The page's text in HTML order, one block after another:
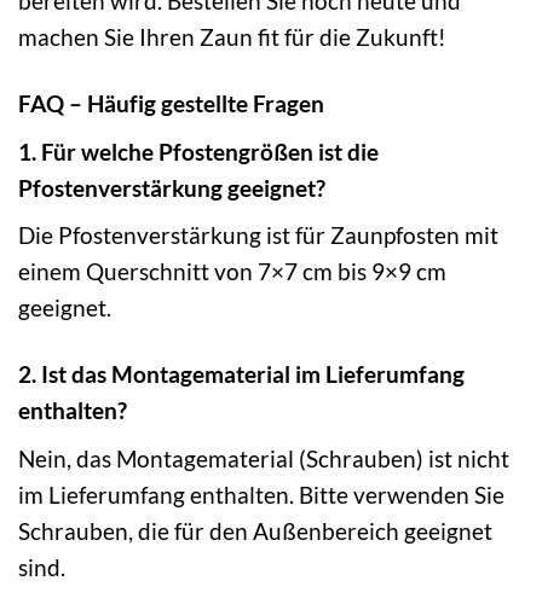
machen Sie Ihren Zaun fit für die Zukunft!
FAQ – Häufig gestellte Fragen
1. Für welche Pfostengrößen ist die
Pfostenverstärkung geeignet?
Die Pfostenverstärkung ist für Zaunpfosten mit
einem Querschnitt von 7×7 cm bis 9×9 cm
geeignet.
2. Ist das Montagematerial im Lieferumfang
enthalten?
Nein, das Montagematerial (Schrauben) ist nicht
im Lieferumfang enthalten. Bitte verwenden Sie
Schrauben, die für den Außenbereich geeignet
sind.